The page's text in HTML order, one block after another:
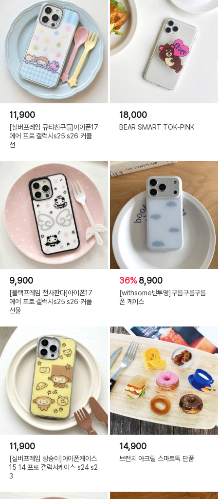
11,900
[실버프레임 큐티친구들]아이폰17
에어 프로 갤럭시s25 s26 커플
선
18,000
BEAR SMART TOK-PINK
9,900
[블랙프레임 천사판다]아이폰17
에어 프로 갤럭시s25 s26 커플
선물
36%8,900
[withsome반투명]구름구름구름
폰 케이스
11,900
[실버프레임 빵숭이]아이폰케이스
15 14 프로 갤럭시케이스 s24 s2
3
14,900
브런치 아크릴 스마트톡 단품